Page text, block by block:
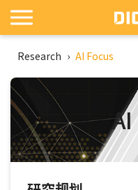
Research › AI Focus